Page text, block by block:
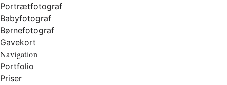
Portrætfotograf
Babyfotograf
Børnefotograf
Gavekort
Navigation
Portfolio
Priser